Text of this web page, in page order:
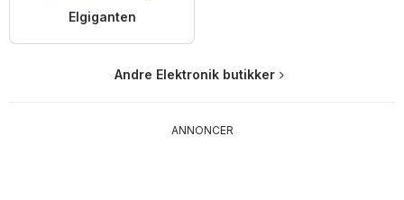
Elgiganten
Andre Elektronik butikker
ANNONCER